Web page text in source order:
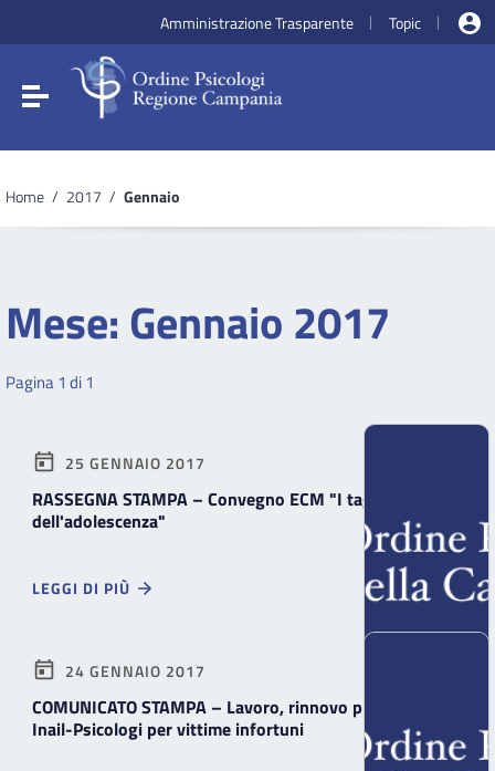
Vai al menu di navigazione
Vai al footer
Amministrazione Trasparente | Topic |
Attiva / disattiva la navigazione
Home / 2017 / Gennaio
Mese:Gennaio 2017
Pagina 1 di 1
25 GENNAIO 2017
RASSEGNA STAMPA – Convegno ECM "I tagli
dell'adolescenza"
LEGGI DI PIÙ
24 GENNAIO 2017
COMUNICATO STAMPA – Lavoro, rinnovo protocollo
Inail-Psicologi per vittime infortuni